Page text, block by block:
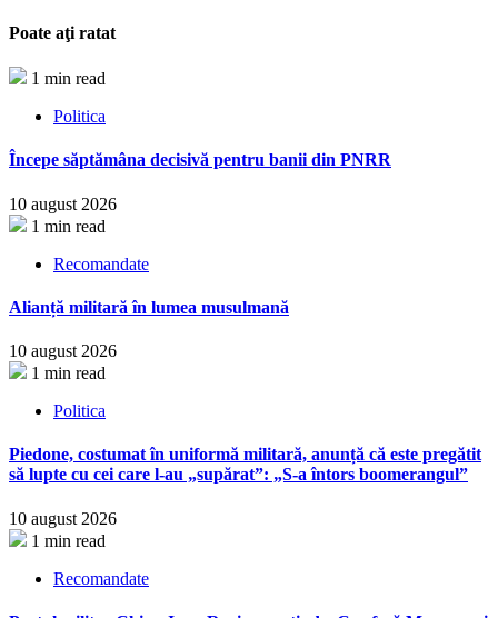
Poate aţi ratat
1 min read
Politica
Începe săptămâna decisivă pentru banii din PNRR
10 august 2026
1 min read
Recomandate
Alianță militară în lumea musulmană
10 august 2026
1 min read
Politica
Piedone, costumat în uniformă militară, anunță că este pregătit
să lupte cu cei care l-au „supărat”: „S-a întors boomerangul”
10 august 2026
1 min read
Recomandate